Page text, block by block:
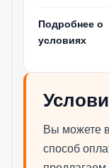
Подробнее о
условиях
Вы можете
способ